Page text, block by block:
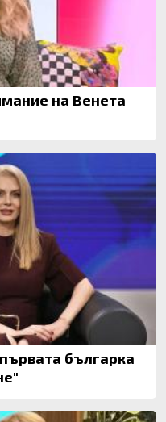
на Венета
българка